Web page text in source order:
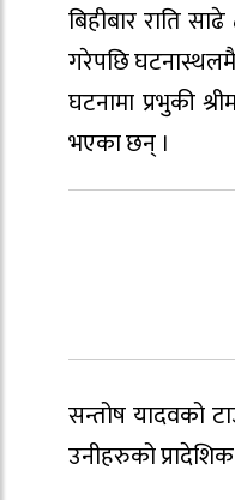
बिहीबार राति
गरेपछि
घटनामा प्रभुकी
भएका छन् ।
सन्तोष यादवको
उनीहरुको